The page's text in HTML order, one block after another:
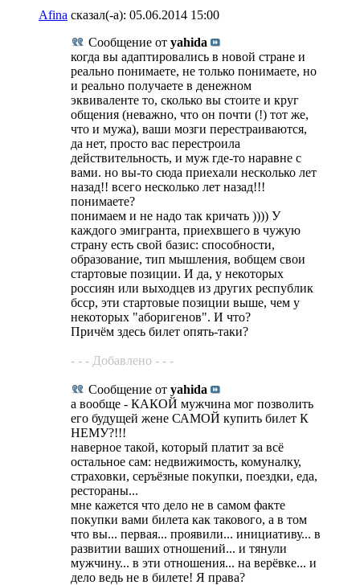
Afina сказал(-а): 05.06.2014 15:00
Сообщение от yahida
когда вы адаптировались в новой стране и
реально понимаете, не только понимаете, но
и реально получаете в денежном
эквиваленте то, сколько вы стоите и круг
общения (неважно, что он почти (!) тот же,
что и мужа), ваши мозги перестраиваются,
да нет, просто вас перестроила
действительность, и муж где-то наравне с
вами. но вы-то сюда приехали несколько лет
назад!! всего несколько лет назад!!!
понимаете?
понимаем и не надо так кричать )))) У
каждого эмигранта, приехвшего в чужую
страну есть свой базис: способности,
образование, тип мышления, вобщем свои
стартовые позиции. И да, у некоторых
россиян или выходцев из других республик
бсср, эти стартовые позиции выше, чем у
некоторых "аборигенов". И что?
Причём здесь билет опять-таки?
- - - Добавлено - - -
Сообщение от yahida
а вообще - КАКОЙ мужчина мог позволить
его будущей жене САМОЙ купить билет К
НЕМУ?!!!
наверное такой, который платит за всё
остальное сам: недвижимость, комуналку,
страховки, серъёзные покупки, поездки, еда,
рестораны...
мне кажется что дело не в самом факте
покупки вами билета как такового, а в том
что вы... первая... проявили... инициативу... в
развитии ваших отношений... и тянули
мужчину... в эти отношения... на верёвке... и
дело ведь не в билете! Я права?